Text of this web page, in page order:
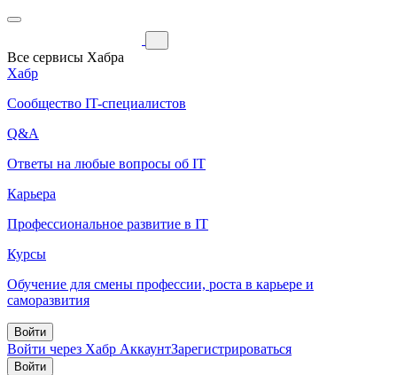
Все сервисы Хабра
Хабр
Сообщество IT-специалистов
Q&A
Ответы на любые вопросы об IT
Карьера
Профессиональное развитие в IT
Курсы
Обучение для смены профессии, роста в карьере и
саморазвития
Войти
Войти через Хабр АккаунтЗарегистрироваться
Войти